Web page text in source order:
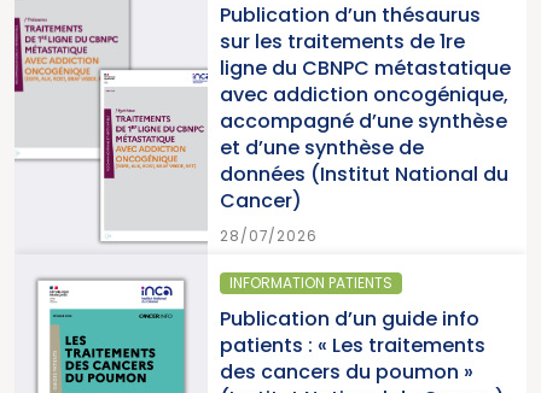
d’un thésaurus
traitements de 1re
du CBNPC métastatique
addiction oncogénique,
d’une synthèse
synthèse de
(Institut National du
PATIENTS
d’un guide info
: « Les traitements
du poumon »
pour
du
15/07/